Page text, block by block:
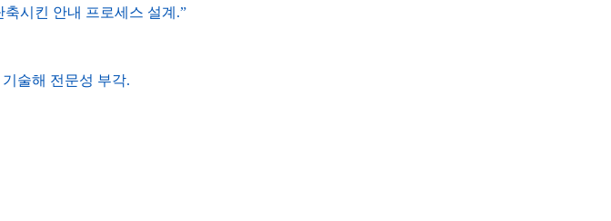
시킨 안내 프로세스 설계.”
술해 전문성 부각.